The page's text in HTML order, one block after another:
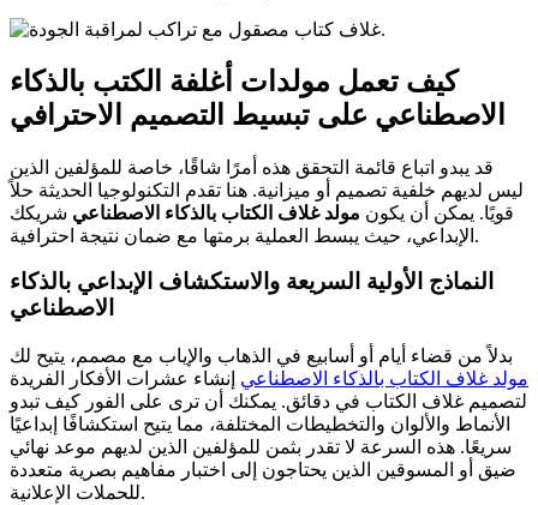
كيف تعمل مولدات أغلفة الكتب بالذكاء
الاصطناعي على تبسيط التصميم الاحترافي
قد يبدو اتباع قائمة التحقق هذه أمرًا شاقًا، خاصة للمؤلفين الذين
ليس لديهم خلفية تصميم أو ميزانية. هنا تقدم التكنولوجيا الحديثة حلاً
قويًا. يمكن أن يكون مولد غلاف الكتاب بالذكاء الاصطناعي شريكك
الإبداعي، حيث يبسط العملية برمتها مع ضمان نتيجة احترافية.
النماذج الأولية السريعة والاستكشاف الإبداعي بالذكاء
الاصطناعي
بدلاً من قضاء أيام أو أسابيع في الذهاب والإياب مع مصمم، يتيح لك
مولد غلاف الكتاب بالذكاء الاصطناعي إنشاء عشرات الأفكار الفريدة
لتصميم غلاف الكتاب في دقائق. يمكنك أن ترى على الفور كيف تبدو
الأنماط والألوان والتخطيطات المختلفة، مما يتيح استكشافًا إبداعيًا
سريعًا. هذه السرعة لا تقدر بثمن للمؤلفين الذين لديهم موعد نهائي
ضيق أو المسوقين الذين يحتاجون إلى اختبار مفاهيم بصرية متعددة
للحملات الإعلانية.